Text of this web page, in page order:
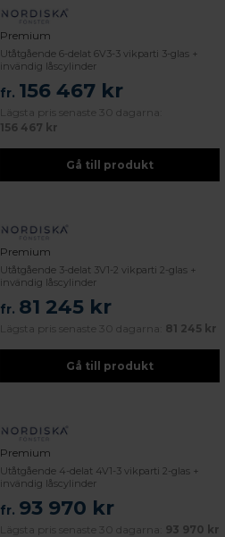
Premium
Utåtgående 6-delat 6V3-3 vikparti 3-glas +
invändig låscylinder
fr. 156 467 kr
Lägsta pris senaste 30 dagarna:
156 467 kr
Gå till produkt
Premium
Utåtgående 3-delat 3V1-2 vikparti 2-glas +
invändig låscylinder
fr. 81 245 kr
Lägsta pris senaste 30 dagarna: 81 245 kr
Gå till produkt
Premium
Utåtgående 4-delat 4V1-3 vikparti 2-glas +
invändig låscylinder
fr. 93 970 kr
Lägsta pris senaste 30 dagarna: 93 970 kr